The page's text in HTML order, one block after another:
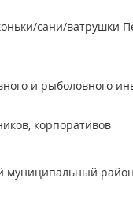
сани/ватрушки
и рыболовного
корпоративов
муниципальный